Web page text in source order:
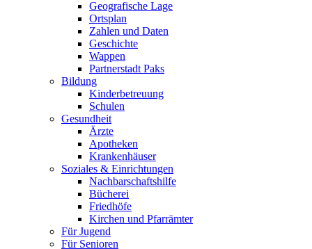
Geografische Lage
Ortsplan
Zahlen und Daten
Geschichte
Wappen
Partnerstadt Paks
Bildung
Kinderbetreuung
Schulen
Gesundheit
Ärzte
Apotheken
Krankenhäuser
Soziales & Einrichtungen
Nachbarschaftshilfe
Bücherei
Friedhöfe
Kirchen und Pfarrämter
Für Jugend
Für Senioren